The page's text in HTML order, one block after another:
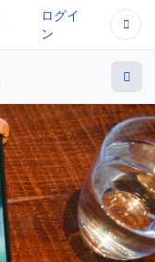
ログイ
ン